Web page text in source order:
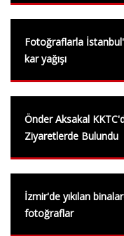
Fotoğraflarla
kar yağışı
Önder Aksakal
Ziyaretlerde Bulundu
İzmir'de yıkılan
fotoğraflar